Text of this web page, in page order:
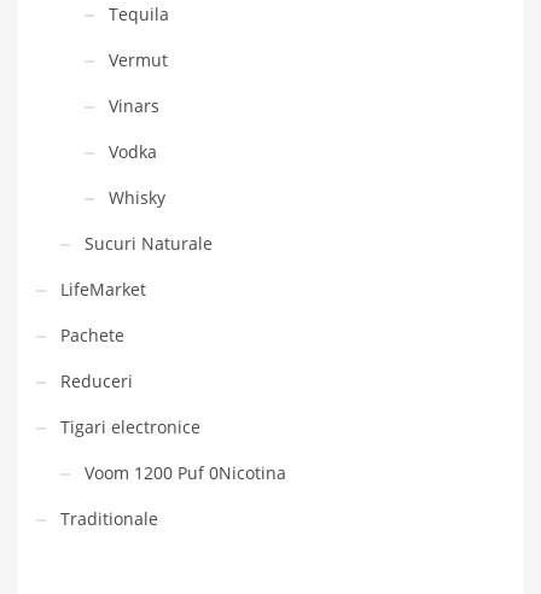
Tequila
Vermut
Vinars
Vodka
Whisky
Sucuri Naturale
LifeMarket
Pachete
Reduceri
Tigari electronice
Voom 1200 Puf 0Nicotina
Traditionale